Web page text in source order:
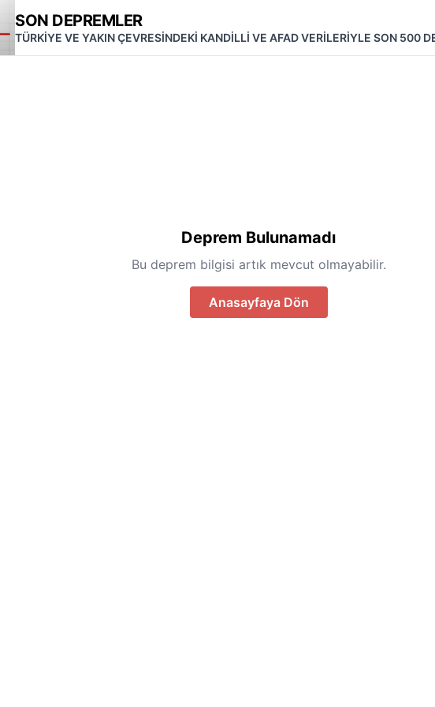
SON DEPREMLER
TÜRKİYE VE YAKIN ÇEVRESİNDEKİ KANDİLLİ VE AFAD VERİLERİYLE SON 500
Deprem Bulunamadı
Bu deprem bilgisi artık mevcut olmayabilir.
Anasayfaya Dön